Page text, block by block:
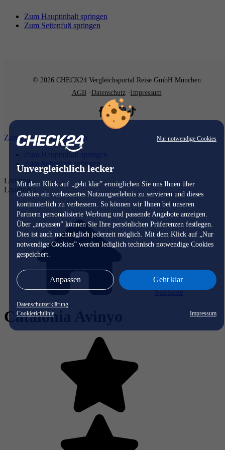
Nur notwendige Cookies
Unvergleichlich lecker
Mit dem Klick auf „geht klar” ermöglichen Sie uns Ihnen über
Cookies ein verbessertes Nutzungserlebnis zu servieren und dieses
kontinuierlich zu verbessern. So können wir Ihnen bei unseren
Partnern personalisierte Werbung und passende Angebote anzeigen.
Über „anpassen” können Sie Ihre persönlichen Präferenzen festlegen.
Dies ist auch nachträglich jederzeit möglich. Mit dem Klick auf „Nur
notwendige Cookies” werden lediglich technisch notwendige Cookies
gespeichert.
Anpassen Geht klar
Datenschutzerklärung
Cookierichtlinie
Impressum
Zum Hauptinhalt springen
Zum Seitenfuß springen
© 2026 CHECK24 Vergleichsportal Reise GmbH München
AGB
Datenschutz Impressum
Zum Hauptinhalt springen
Zum Hauptinhalt springen
Zum Seitenfuß springen
Loading...
Loading...
Startseite
Catalonia Avinyo